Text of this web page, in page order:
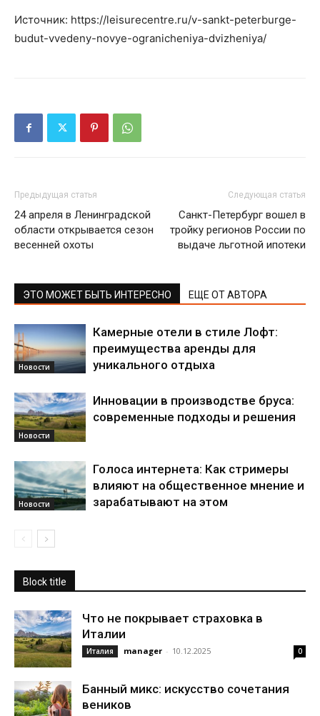
Источник: https://leisurecentre.ru/v-sankt-peterburge-
budut-vvedeny-novye-ogranicheniya-dvizheniya/
Предыдущая статья
24 апреля в Ленинградской
области открывается сезон
весенней охоты
Следующая статья
Санкт-Петербург вошел в
тройку регионов России по
выдаче льготной ипотеки
ЭТО МОЖЕТ БЫТЬ ИНТЕРЕСНО ЕЩЕ ОТ АВТОРА
Новости
Камерные отели в стиле Лофт:
преимущества аренды для
уникального отдыха
Новости
Инновации в производстве бруса:
современные подходы и решения
Новости
Голоса интернета: Как стримеры
влияют на общественное мнение и
зарабатывают на этом
Block title
Что не покрывает страховка в
Италии
Италия manager - 10.12.2025 0
Банный микс: искусство сочетания
веников